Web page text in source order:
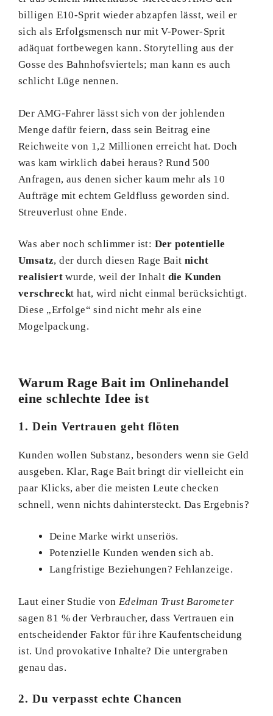
billigen E10-Sprit wieder abzapfen lässt, weil er
sich als Erfolgsmensch nur mit V-Power-Sprit
adäquat fortbewegen kann. Storytelling aus der
Gosse des Bahnhofsviertels; man kann es auch
schlicht Lüge nennen.
Der AMG-Fahrer lässt sich von der johlenden
Menge dafür feiern, dass sein Beitrag eine
Reichweite von 1,2 Millionen erreicht hat. Doch
was kam wirklich dabei heraus? Rund 500
Anfragen, aus denen sicher kaum mehr als 10
Aufträge mit echtem Geldfluss geworden sind.
Streuverlust ohne Ende.
Was aber noch schlimmer ist: Der potentielle
Umsatz, der durch diesen Rage Baitnicht
realisiert wurde, weil der Inhalt die Kunden
verschreckt hat, wird nicht einmal berücksichtigt.
Diese „Erfolge“ sind nicht mehr als eine
Mogelpackung.
Warum Rage Bait im Onlinehandel
eine schlechte Idee ist
1. Dein Vertrauen geht flöten
Kunden wollen Substanz, besonders wenn sie Geld
ausgeben. Klar, Rage Bait bringt dir vielleicht ein
paar Klicks, aber die meisten Leute checken
schnell, wenn nichts dahintersteckt. Das Ergebnis?
Deine Marke wirkt unseriös.
Potenzielle Kunden wenden sich ab.
Langfristige Beziehungen? Fehlanzeige.
Laut einer Studie von Edelman Trust Barometer
sagen 81 % der Verbraucher, dass Vertrauen ein
entscheidender Faktor für ihre Kaufentscheidung
ist. Und provokative Inhalte? Die untergraben
genau das.
2. Du verpasst echte Chancen